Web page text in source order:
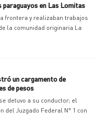
en Las Lomitas
frontera y realizaban trabajos
la comunidad originaria La
un cargamento de
de pesos
detuvo a su conductor; el
del Juzgado Federal N° 1 con